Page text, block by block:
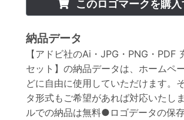
このロゴマークを購入
納品データ
【アドビ社のAi・JPG・PNG・PDF
セット】の納品データは、ホームペ
どに自由に使用していただけます。
タ形式もご希望があれば対応いたし
ルでの納品は無料●ロゴデータの保